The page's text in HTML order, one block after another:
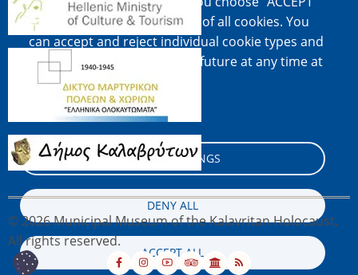
ALL", you consent to the use of all cookies. You
can accept and reject individual cookie types and
revoke your consent for the future at any time at
"Settings".
Cookie documentation
COOKIE SETTINGS
DENY ALL
ACCEPT ALL
Image
Image
© 2026 Municipal Museum of the Kalavritan Holocaust,
All rights reserved.